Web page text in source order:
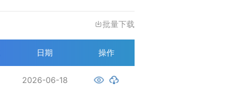
批量下载
日期 操作
2026-06-18